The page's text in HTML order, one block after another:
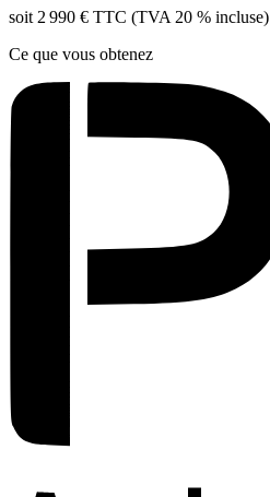
soit 2 990 € TTC (TVA 20 % incluse)
Ce que vous obtenez